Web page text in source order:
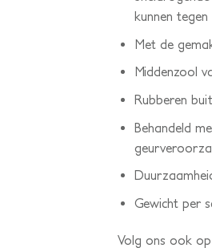
kunnen
Met de
Middenzool
Rubberen
Behandeld
Gewicht per
Volg ons ook op